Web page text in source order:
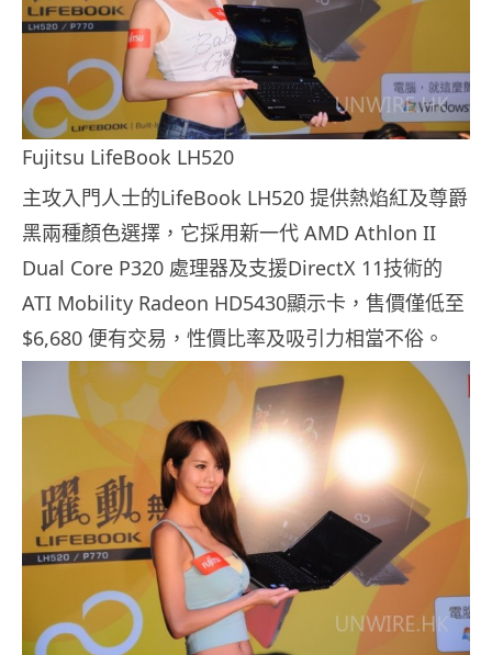
Fujitsu LifeBook LH520
主攻入門人士的LifeBook LH520 提供熱焰紅及尊爵
黑兩種顏色選擇，它採用新一代 AMD Athlon II
Dual Core P320 處理器及支援DirectX 11技術的
ATI Mobility Radeon HD5430顯示卡，售價僅低至
$6,680 便有交易，性價比率及吸引力相當不俗。